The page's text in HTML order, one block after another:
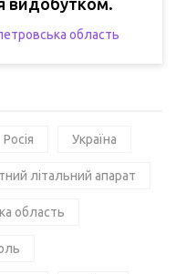
область
Росія Україна
літальний апарат
область